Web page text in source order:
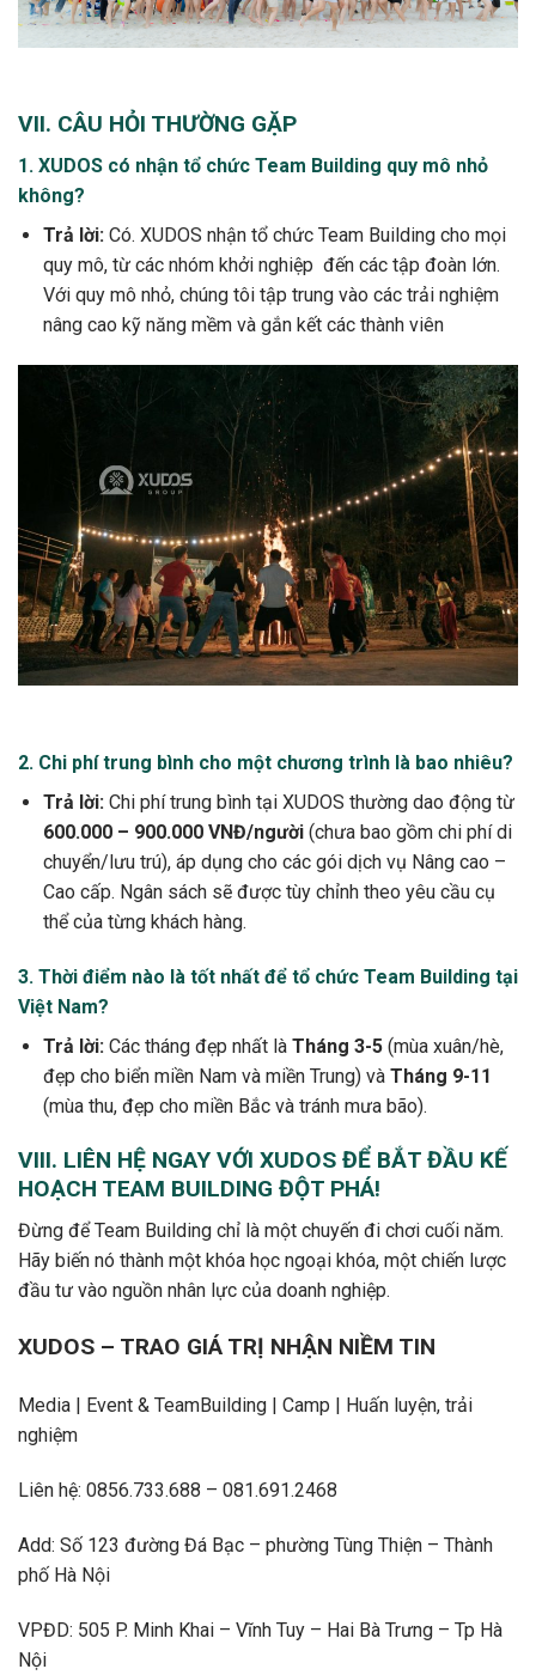
VII. CÂU HỎI THƯỜNG GẶP
1. XUDOS có nhận tổ chức Team Building quy mô nhỏ
không?
Trả lời:Có. XUDOS nhận tổ chức Team Building cho mọi
quy mô, từ các nhóm khởi nghiệp đến các tập đoàn lớn.
Với quy mô nhỏ, chúng tôi tập trung vào các trải nghiệm
nâng cao kỹ năng mềm và gắn kết các thành viên
2. Chi phí trung bình cho một chương trình là bao nhiêu?
Trả lời:Chi phí trung bình tại XUDOS thường dao động từ
600.000– 900.000VNĐ/người(chưa bao gồm chi phí di
chuyển/lưu trú), áp dụng cho các gói dịch vụ Nâng cao –
Cao cấp. Ngân sách sẽ được tùy chỉnh theo yêu cầu cụ
thể của từng khách hàng.
3. Thời điểm nào là tốt nhất để tổ chức Team Building tại
Việt Nam?
Trả lời:Các tháng đẹp nhất là Tháng 3-5(mùa xuân/hè,
đẹp cho biển miền Nam và miền Trung) và Tháng 9-11
(mùa thu, đẹp cho miền Bắc và tránh mưa bão).
VIII. LIÊN HỆ NGAY VỚI XUDOS ĐỂ BẮT ĐẦU KẾ
HOẠCH TEAM BUILDING ĐỘT PHÁ!
Đừng để Team Building chỉ là một chuyến đi chơi cuối năm.
Hãy biến nó thành một khóa học ngoại khóa, một chiến lược
đầu tư vào nguồn nhân lực của doanh nghiệp.
XUDOS – TRAO GIÁ TRỊ NHẬN NIỀM TIN
Media | Event & TeamBuilding | Camp | Huấn luyện, trải
nghiệm
Liên hệ: 0856.733.688 – 081.691.2468
Add: Số 123 đường Đá Bạc – phường Tùng Thiện – Thành
phố Hà Nội
VPĐD: 505 P. Minh Khai – Vĩnh Tuy – Hai Bà Trưng – Tp Hà
Nội